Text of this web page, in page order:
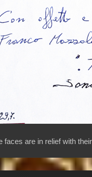
faces are in relief with